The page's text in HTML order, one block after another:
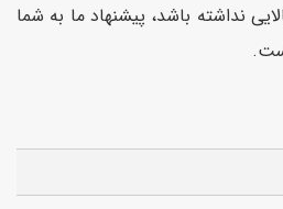
نداشته باشد، پیشنهاد ما به شما